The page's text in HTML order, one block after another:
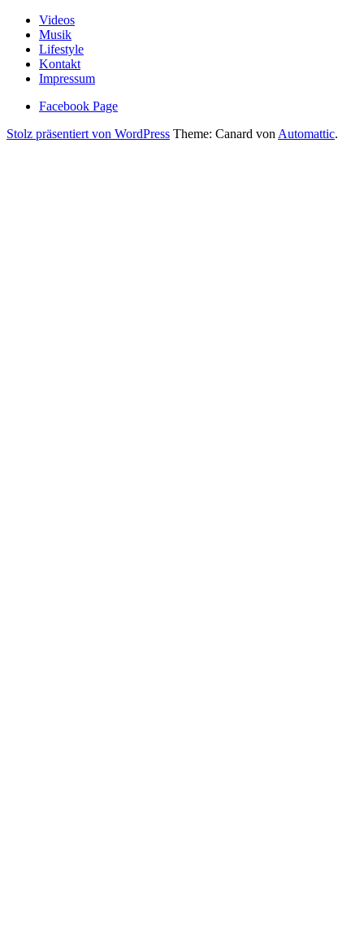
Videos
Musik
Lifestyle
Kontakt
Impressum
Facebook Page
Stolz präsentiert von WordPress Theme: Canard von Automattic.